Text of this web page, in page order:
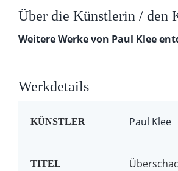
Über die Künstlerin / den
Weitere Werke von Paul Klee
Werkdetails
KÜNSTLER Paul Klee
TITEL